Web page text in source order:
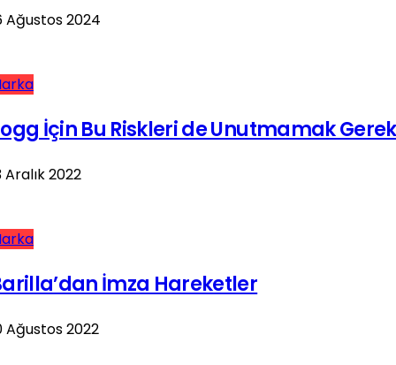
Ağustos 2024
İçin Bu Riskleri de Unutmamak Gerek
Aralık 2022
İmza Hareketler
Ağustos 2022